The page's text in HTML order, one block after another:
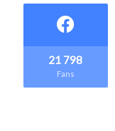
21 798
Fans